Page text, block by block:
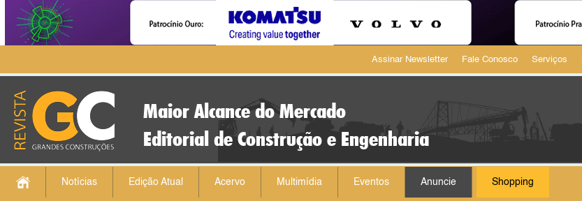
Assinar Newsletter Fale Conosco Serviços
Maior Alcance do Mercado
Editorial de Construção e Engenharia
Notícias Edição Atual Acervo Multimídia Eventos Anuncie Shopping